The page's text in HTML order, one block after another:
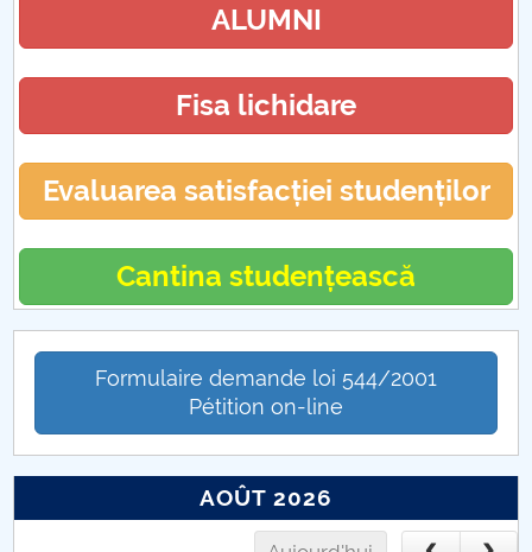
ALUMNI
Fisa lichidare
Evaluarea satisfacției studenților
Cantina studențească
Formulaire demande loi 544/2001
Pétition on-line
AOÛT 2026